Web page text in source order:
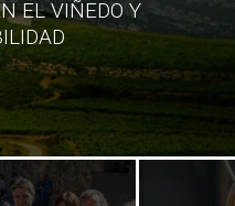
EL VIÑEDO Y